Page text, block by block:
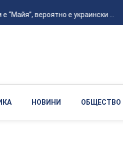
вероятно е украински ...
НОВИНИ ОБЩЕСТВО